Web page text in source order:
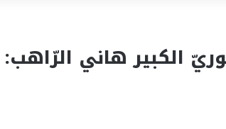
الكبير هاني الرّاهب: